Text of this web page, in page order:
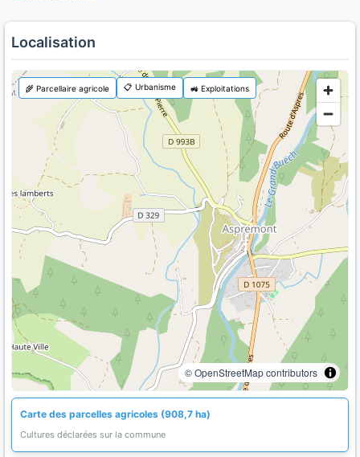
Localisation
© OpenStreetMap contributors
🌾 Parcellaire agricole 📋 Urbanisme 🚜 Exploitations
Carte des parcelles agricoles (908,7 ha)
Cultures déclarées sur la commune